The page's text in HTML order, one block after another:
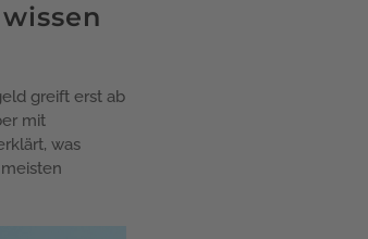
greift erst ab
mit
was